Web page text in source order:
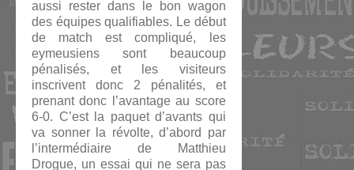
aussi rester dans le bon wagon
des équipes qualifiables. Le début
de match est compliqué, les
eymeusiens sont beaucoup
pénalisés, et les visiteurs
inscrivent donc 2 pénalités, et
prenant donc l’avantage au score
6-0. C’est la paquet d’avants qui
va sonner la révolte, d’abord par
l’intermédiaire de Matthieu
Drogue, un essai qui ne sera pas